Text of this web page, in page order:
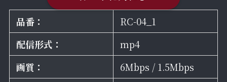
品番：
RC-04_1
配信形式：
mp4
画質：
6Mbps / 1.5Mbps